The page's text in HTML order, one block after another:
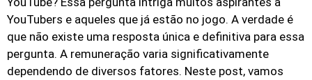
YouTubers e aqueles que já estão no jogo. A verdade é
que não existe uma resposta única e definitiva para essa
pergunta. A remuneração varia significativamente
dependendo de diversos fatores. Neste post, vamos